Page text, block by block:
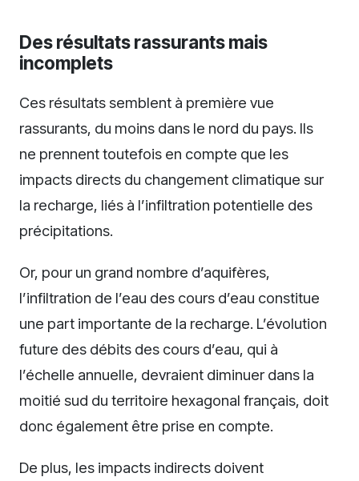
Des résultats rassurants mais
incomplets
Ces résultats semblent à première vue
rassurants, du moins dans le nord du pays. Ils
ne prennent toutefois en compte que les
impacts directs du changement climatique sur
la recharge, liés à l’infiltration potentielle des
précipitations.
Or, pour un grand nombre d’aquifères,
l’infiltration de l’eau des cours d’eau constitue
une part importante de la recharge. L’évolution
future des débits des cours d’eau, qui à
l’échelle annuelle, devraient diminuer dans la
moitié sud du territoire hexagonal français, doit
donc également être prise en compte.
De plus, les impacts indirects doivent